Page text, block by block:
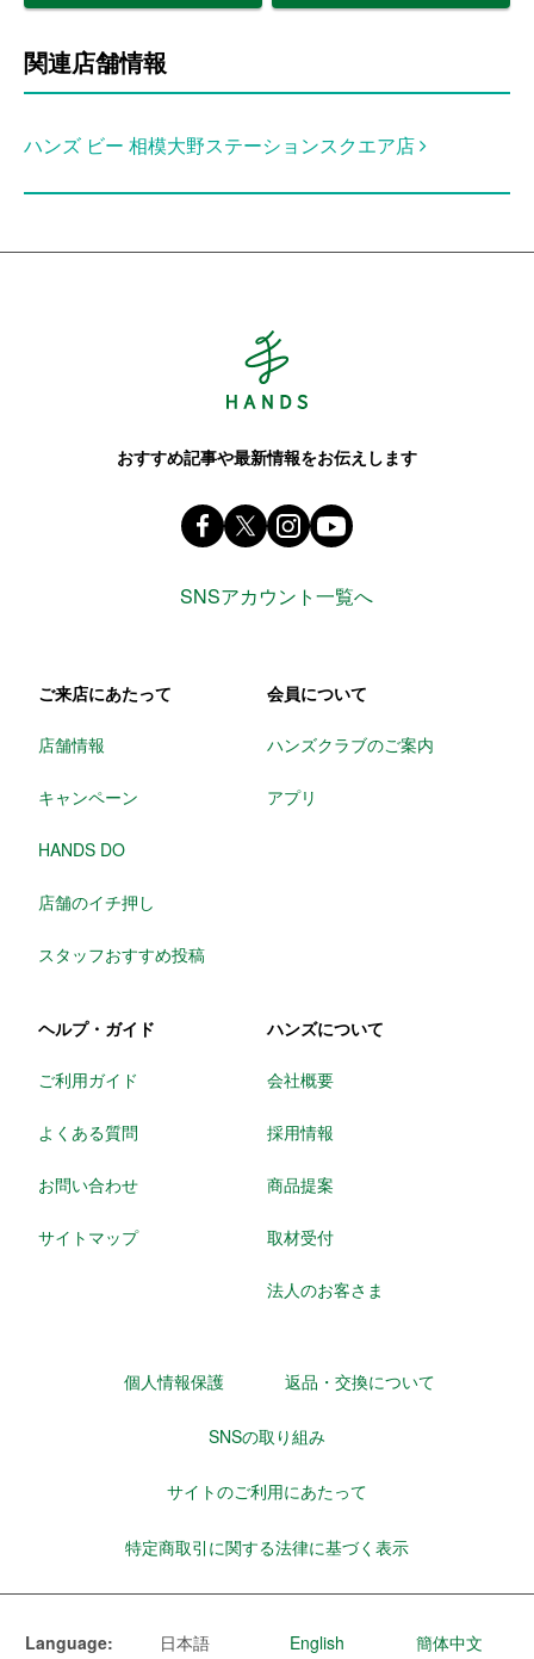
関連店舗情報
ハンズ ビー 相模大野ステーションスクエア店
おすすめ記事や最新情報をお伝えします
Facebook ハンズ公式ファンページ
X(旧 twitter) @Hands_official_
instagram
SNSアカウント一覧へ
ご来店にあたって
店舗情報
キャンペーン
HANDS DO
店舗のイチ押し
スタッフおすすめ投稿
会員について
ハンズクラブのご案内
アプリ
ヘルプ・ガイド
ご利用ガイド
よくある質問
お問い合わせ
サイトマップ
ハンズについて
会社概要
採用情報
商品提案
取材受付
法人のお客さま
個人情報保護 返品・交換について
SNSの取り組み
サイトのご利用にあたって
特定商取引に関する法律に基づく表示
Language: 日本語 English 簡体中文